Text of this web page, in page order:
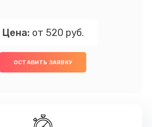
Цена: от 520 руб.
ОСТАВИТЬ ЗАЯВКУ